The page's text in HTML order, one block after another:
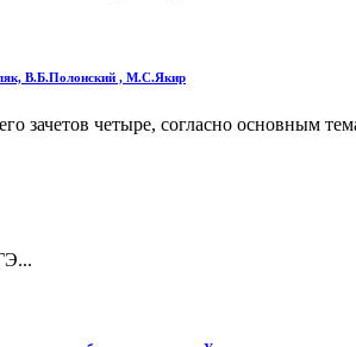
В.Б.Полонский , М.С.Якир
зачетов четыре, согласно